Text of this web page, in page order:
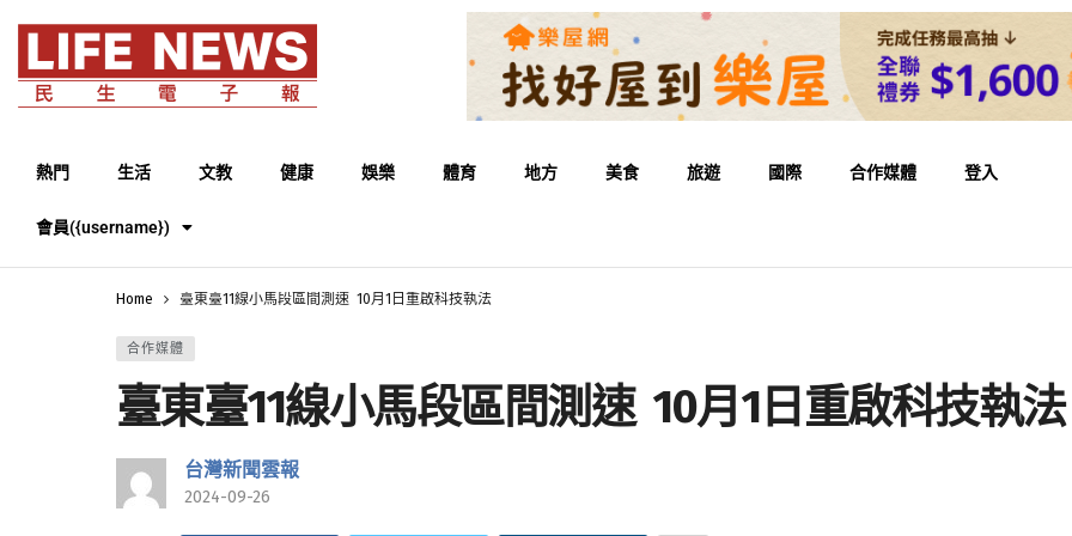
熱門 生活 文教 健康 娛樂 體育 地方 美食 旅遊 國際 合作媒體 登入
會員({username})
Home 臺東臺11線小馬段區間測速 10月1日重啟科技執法
合作媒體
臺東臺11線小馬段區間測速 10月1日重啟科技執法
台灣新聞雲報
2024-09-26